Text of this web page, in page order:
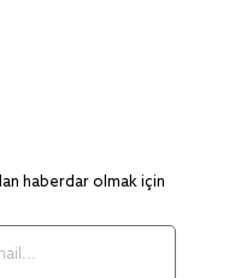
haberdar olmak için